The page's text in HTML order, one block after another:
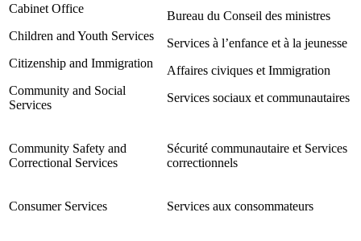
Cabinet Office
Children and Youth Services
Citizenship and Immigration
Community and Social
Services
Bureau du Conseil des ministres
Services à l’enfance et à la jeunesse
Affaires civiques et Immigration
Services sociaux et communautaires
Community Safety and
Correctional Services
Sécurité communautaire et Services
correctionnels
Consumer Services Services aux consommateurs